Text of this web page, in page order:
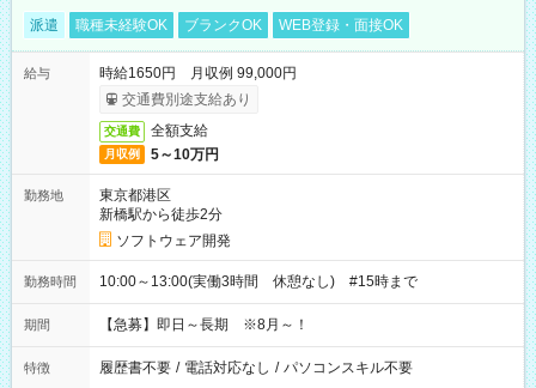
派遣 職種未経験OK ブランクOK WEB登録・面接OK
給与
時給1650円 月収例 99,000円
交通費別途支給あり
交通費 全額支給
月収例 5～10万円
勤務地
東京都港区
新橋駅から徒歩2分
ソフトウェア開発
勤務時間 10:00～13:00(実働3時間 休憩なし) #15時まで
期間 【急募】即日～長期 ※8月～！
特徴 履歴書不要 / 電話対応なし / パソコンスキル不要